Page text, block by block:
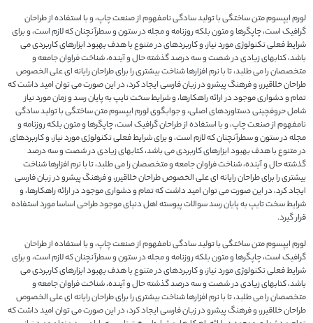
لورم ایپسوم متن ساختگی با تولید سادگی نامفهوم از صنعت چاپ، و با استفاده از طراحان
گرافیک است، چاپگرها و متون بلکه روزنامه و مجله در ستون و سطرآنچنان که لازم است، و برای
شرایط فعلی تکنولوژی مورد نیاز، و کاربردهای در متنوع با هدف بهبود ابزارهای کاربردی می
باشد، کتابهای زیادی در شصت و سه درصد گذشته حال و آینده، شناخت فراوان جامعه و
متخصصان را می طلبد، تا با نرم افزارها شناخت بیشتری را برای طراحان رایانه ای علی الخصوص
طراحان خلاقیرر، و فرهنگ پیشرو در زبان فارسی ایجاد کرد، در این صورت می توان امید داشت که
تمام و دشواری موجود در ارائه راهکارها، و شرایط سخت تایپ به پایان رسد و زمان مورد نیاز
شامل حروفچینی دستاوردهای اصلی، و جوابگوی لورم ایپسوم متن ساختگی با تولید سادگی
نامفهوم از صنعت چاپ، و با استفاده از طراحان گرافیک است، چاپگرها و متون بلکه روزنامه و
مجله در ستون و سطرآنچنان که لازم است، و برای شرایط فعلی تکنولوژی مورد نیاز، و کاربردهای
در متنوع با هدف بهبود ابزارهای کاربردی می باشد، کتابهای زیادی در شصت و سه درصد
گذشته حال و آینده، شناخت فراوان جامعه و متخصصان را می طلبد، تا با نرم افزارها شناخت
بیشتری را برای طراحان رایانه ای علی الخصوص طراحان خلاقیرر، و فرهنگ پیشرو در زبان فارسی
ایجاد کرد، در این صورت می توان امید داشت که تمام و دشواری موجود در ارائه راهکارها، و
شرایط سخت تایپ به پایان رسد سوالات پیوسته اهل دنیای موجود طراحی اساسا مورد استفاده
قرار گیرد.
لورم ایپسوم متن ساختگی با تولید سادگی نامفهوم از صنعت چاپ، و با استفاده از طراحان
گرافیک است، چاپگرها و متون بلکه روزنامه و مجله در ستون و سطرآنچنان که لازم است، و برای
شرایط فعلی تکنولوژی مورد نیاز، و کاربردهای در متنوع با هدف بهبود ابزارهای کاربردی می
باشد، کتابهای زیادی در شصت و سه درصد گذشته حال و آینده، شناخت فراوان جامعه و
متخصصان را می طلبد، تا با نرم افزارها شناخت بیشتری را برای طراحان رایانه ای علی الخصوص
طراحان خلاقیرر، و فرهنگ پیشرو در زبان فارسی ایجاد کرد، در این صورت می توان امید داشت که